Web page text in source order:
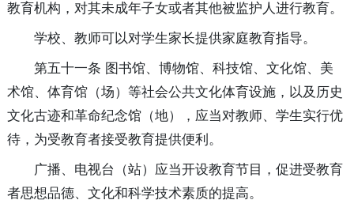
教育机构，对其未成年子女或者其他被监护人进行教育。
学校、教师可以对学生家长提供家庭教育指导。
第五十一条 图书馆、博物馆、科技馆、文化馆、美
术馆、体育馆（场）等社会公共文化体育设施，以及历史
文化古迹和革命纪念馆（地），应当对教师、学生实行优
待，为受教育者接受教育提供便利。
广播、电视台（站）应当开设教育节目，促进受教育
者思想品德、文化和科学技术素质的提高。